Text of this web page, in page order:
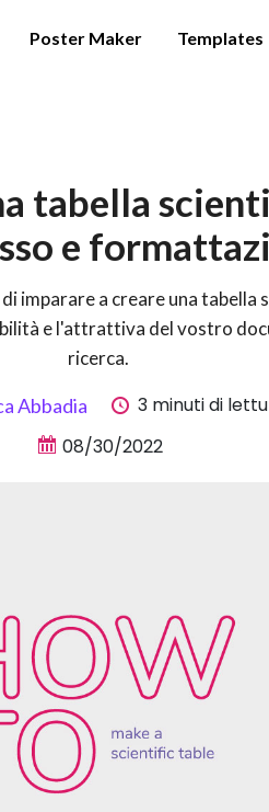
Poster Maker Templates
tabella
e
imparare a creare una tabella
e l'attrattiva del vostro
ricerca.
Abbadia
3 minuti di
08/30/2022